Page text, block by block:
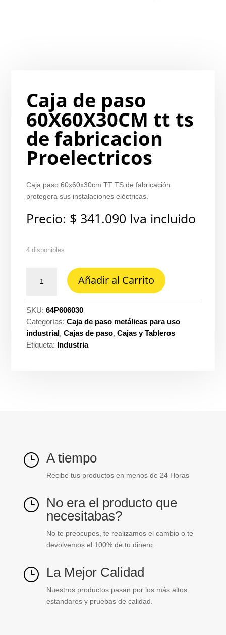
Caja de paso
60X60X30CM tt ts
de fabricacion
Proelectricos
Caja paso 60x60x30cm TT TS de fabricación
protegera sus instalaciones eléctricas.
Precio: $ 341.090 Iva incluido
4 disponibles
60X60X30CM
tt
ts
de
Añadir al Carrito
SKU:64P606030
Categorías:Caja de paso metálicas para uso
industrial,Cajas de paso,Cajas y Tableros
Etiqueta: Industria
} A tiempo
Recibe tus productos en menos de 24 Horas
} No era el producto que
necesitabas?
No te preocupes, te realizamos el cambio o te
devolvemos el 100% de tu dinero.
} La Mejor Calidad
Nuestros productos pasan por los más altos
estandares y pruebas de calidad.